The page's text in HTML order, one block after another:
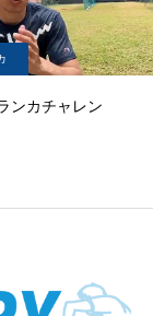
ンカチャレン